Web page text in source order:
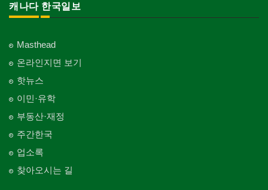
캐나다 한국일보
Masthead
온라인지면 보기
핫뉴스
이민·유학
부동산·재정
주간한국
업소록
찾아오시는 길